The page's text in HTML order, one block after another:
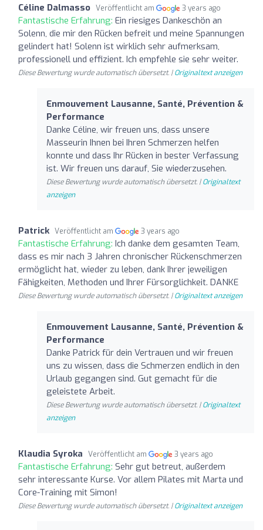
Céline Dalmasso Veröffentlicht am 3 years ago
Fantastische Erfahrung: Ein riesiges Dankeschön an
Solenn, die mir den Rücken befreit und meine Spannungen
gelindert hat! Solenn ist wirklich sehr aufmerksam,
professionell und effizient. Ich empfehle sie sehr weiter.
Diese Bewertung wurde automatisch übersetzt. |Originaltext anzeigen
Enmouvement Lausanne, Santé, Prévention &
Performance
Danke Céline, wir freuen uns, dass unsere
Masseurin Ihnen bei Ihren Schmerzen helfen
konnte und dass Ihr Rücken in bester Verfassung
ist. Wir freuen uns darauf, Sie wiederzusehen.
Diese Bewertung wurde automatisch übersetzt. |Originaltext
anzeigen
Patrick Veröffentlicht am 3 years ago
Fantastische Erfahrung: Ich danke dem gesamten Team,
dass es mir nach 3 Jahren chronischer Rückenschmerzen
ermöglicht hat, wieder zu leben, dank Ihrer jeweiligen
Fähigkeiten, Methoden und Ihrer Fürsorglichkeit. DANKE
Diese Bewertung wurde automatisch übersetzt. |Originaltext anzeigen
Enmouvement Lausanne, Santé, Prévention &
Performance
Danke Patrick für dein Vertrauen und wir freuen
uns zu wissen, dass die Schmerzen endlich in den
Urlaub gegangen sind. Gut gemacht für die
geleistete Arbeit.
Diese Bewertung wurde automatisch übersetzt. |Originaltext
anzeigen
Klaudia Syroka Veröffentlicht am 3 years ago
Fantastische Erfahrung: Sehr gut betreut, außerdem
sehr interessante Kurse. Vor allem Pilates mit Marta und
Core-Training mit Simon!
Diese Bewertung wurde automatisch übersetzt. |Originaltext anzeigen